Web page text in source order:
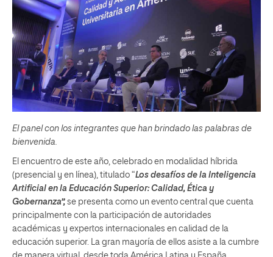
El panel con los integrantes que han brindado las palabras de
bienvenida.
El encuentro de este año, celebrado en modalidad híbrida
(presencial y en línea), titulado “Los desafíos de la Inteligencia
Artificial en la Educación Superior: Calidad, Ética y
Gobernanza”, se presenta como un evento central que cuenta
principalmente con la participación de autoridades
académicas y expertos internacionales en calidad de la
educación superior. La gran mayoría de ellos asiste a la cumbre